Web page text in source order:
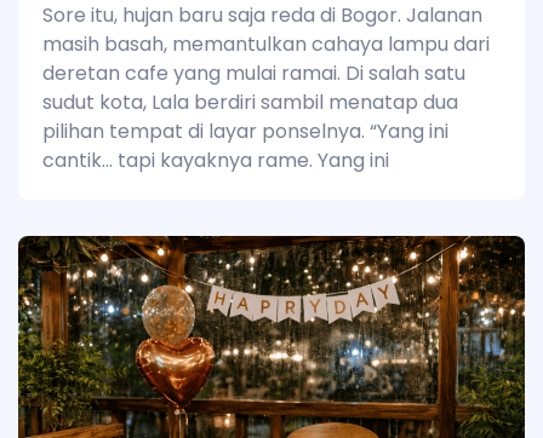
Sore itu, hujan baru saja reda di Bogor. Jalanan
masih basah, memantulkan cahaya lampu dari
deretan cafe yang mulai ramai. Di salah satu
sudut kota, Lala berdiri sambil menatap dua
pilihan tempat di layar ponselnya. “Yang ini
cantik… tapi kayaknya rame. Yang ini